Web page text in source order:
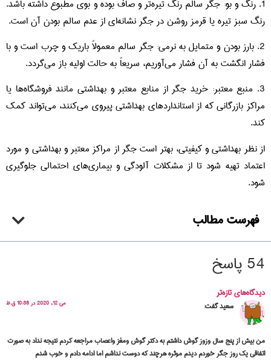
1. رنگ و بو: جگر سالم رنگ تیره‌تر و صاف بوده و بوی مطبوع داشته باشد.
رنگ سبز تیره یا قرمز روشن در جگر نشانه‌ای از عدم سالم بودن آن است.
2. بارز بودن و متمایل به نرمی: جگر سالم معمولاً باریک و چرب است و با
فشار انگشت به آن فشار می‌آوریم، سریعاً به حالت اولیه باز می‌گردد.
3. منبع معتبر: خرید جگر از منابع معتبر و بهداشتی مانند فروشگاه‌ها یا
مراکز بازرگانی که از استانداردهای بهداشتی پیروی می‌کنند، می‌تواند کمک
کند.
از نظر بهداشتی و کیفیتی، بهتر است جگر از مراکز معتبر و بهداشتی و مورد
اعتماد تهیه شود تا از مشکلات آلودگی و بیماری‌های احتمالی جلوگیری
شود.
فهرست مطالب
54 پاسخ
دیدگاه‌های تازه‌تر
سعیدگفت: می 12, 2020 در 10:38 ق.ظ
من بیش از پنج سال وزوز گوش داشتم به دکتر گوش ومغز واعصاب مراجعه کردم نتیجه نداد به صورت
اتفاقی یک روز جگر خوردم دیدم موثره هرچند که دوست نداشم اما ادامه دادم و خوب شدم